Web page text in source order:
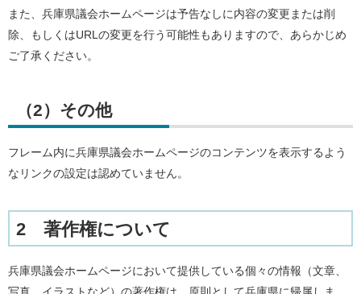
また、兵庫県議会ホームページは予告なしに内容の変更または削
除、もしくはURLの変更を行う可能性もありますので、あらかじめ
ご了承ください。
（2）その他
フレーム内に兵庫県議会ホームページのコンテンツを表示するよう
なリンクの設定は認めていません。
2 著作権について
兵庫県議会ホームページにおいて提供している個々の情報（文章、